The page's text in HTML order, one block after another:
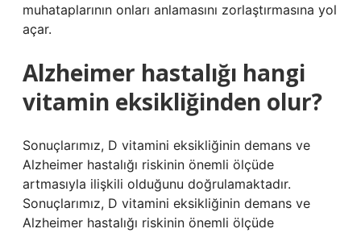
muhataplarının onları anlamasını zorlaştırmasına yol
açar.
Alzheimer hastalığı hangi
vitamin eksikliğinden olur?
Sonuçlarımız, D vitamini eksikliğinin demans ve
Alzheimer hastalığı riskinin önemli ölçüde
artmasıyla ilişkili olduğunu doğrulamaktadır.
Sonuçlarımız, D vitamini eksikliğinin demans ve
Alzheimer hastalığı riskinin önemli ölçüde